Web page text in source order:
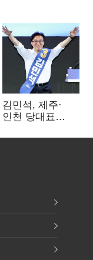
김민석, 제주·
인천 당대표